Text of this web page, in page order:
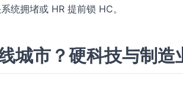
统拥堵或 HR 提前锁 HC。
城市？硬科技与制造